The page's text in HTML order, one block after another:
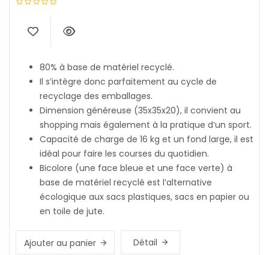
80% à base de matériel recyclé.
Il s’intègre donc parfaitement au cycle de
recyclage des emballages.
Dimension généreuse (35x35x20), il convient au
shopping mais également à la pratique d’un sport.
Capacité de charge de 16 kg et un fond large, il est
idéal pour faire les courses du quotidien.
Bicolore (une face bleue et une face verte) à
base de matériel recyclé est l’alternative
écologique aux sacs plastiques, sacs en papier ou
en toile de jute.
Ajouter au panier Détail